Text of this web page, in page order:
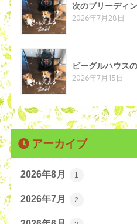
次のブリーディ
2026年7月28日
ビーグルハウス
2026年7月15日
アーカイブ
2026年8月 1
2026年7月 2